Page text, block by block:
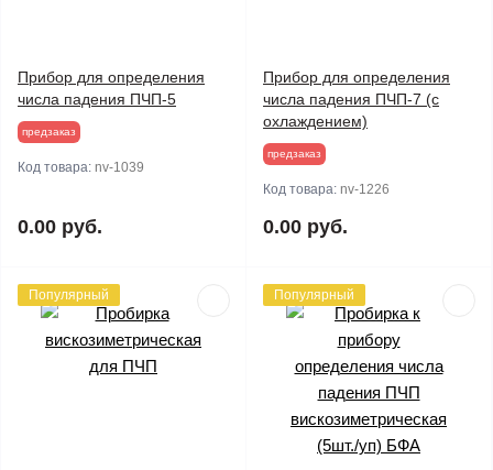
Прибор для определения
числа падения ПЧП-5
предзаказ
Код товара: nv-1039
0.00 руб.
Прибор для определения
числа падения ПЧП-7 (с
охлаждением)
предзаказ
Код товара: nv-1226
0.00 руб.
Популярный Популярный